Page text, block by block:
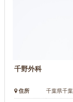
千野外科
住所 千葉県千